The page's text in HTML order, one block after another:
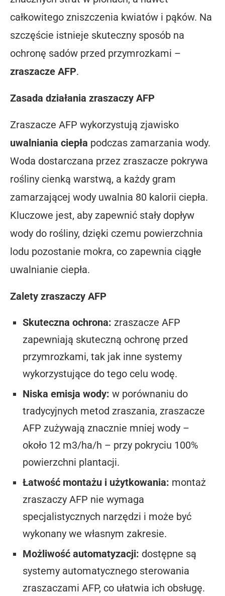
całkowitego zniszczenia kwiatów i pąków. Na
szczęście istnieje skuteczny sposób na
ochronę sadów przed przymrozkami –
zraszacze AFP.
Zasada działania zraszaczy AFP
Zraszacze AFP wykorzystują zjawisko
uwalniania ciepła podczas zamarzania wody.
Woda dostarczana przez zraszacze pokrywa
rośliny cienką warstwą, a każdy gram
zamarzającej wody uwalnia 80 kalorii ciepła.
Kluczowe jest, aby zapewnić stały dopływ
wody do rośliny, dzięki czemu powierzchnia
lodu pozostanie mokra, co zapewnia ciągłe
uwalnianie ciepła.
Zalety zraszaczy AFP
Skuteczna ochrona: zraszacze AFP
zapewniają skuteczną ochronę przed
przymrozkami, tak jak inne systemy
wykorzystujące do tego celu wodę.
Niska emisja wody: w porównaniu do
tradycyjnych metod zraszania, zraszacze
AFP zużywają znacznie mniej wody –
około 12 m3/ha/h – przy pokryciu 100%
powierzchni plantacji.
Łatwość montażu i użytkowania: montaż
zraszaczy AFP nie wymaga
specjalistycznych narzędzi i może być
wykonany we własnym zakresie.
Możliwość automatyzacji: dostępne są
systemy automatycznego sterowania
zraszaczami AFP, co ułatwia ich obsługę.